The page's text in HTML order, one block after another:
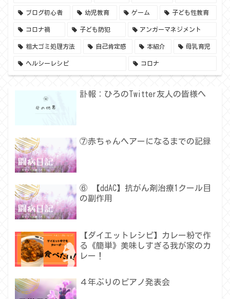
ブログ初心者 幼児教育 ゲーム 子ども性教育
コロナ禍 子ども防犯 アンガーマネジメント
粗大ゴミ処理方法 自己肯定感 本紹介 母乳育児
ヘルシーレシピ コロナ
訃報：ひろのTwitter友人の皆様へ
⑦赤ちゃんヘアーになるまでの記録
⑥ 【ddAC】抗がん剤治療1クール目
の副作用
【ダイエットレシピ】カレー粉で作
る《簡単》美味しすぎる我が家のカ
レー！
４年ぶりのピアノ発表会